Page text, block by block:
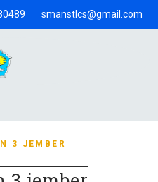
smanstlcs@gmail.com
3 JEMBER